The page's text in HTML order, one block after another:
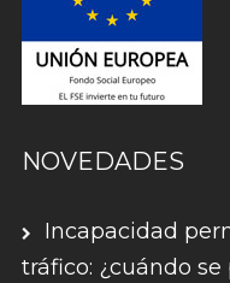
NOVEDADES
Incapacidad
tráfico: ¿cuándo